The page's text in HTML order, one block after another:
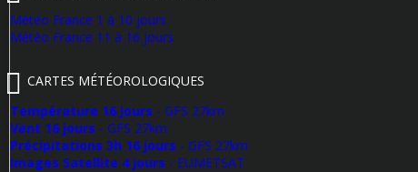
Météo France 1 à 10 jours
Météo France 11 à 16 jours
CARTES MÉTÉOROLOGIQUES
Température 16 jours - GFS 27km
Vent 16 jours - GFS 27km
Précipitations 3h 16 jours - GFS 27km
Images Satellite 4 jours - EUMETSAT